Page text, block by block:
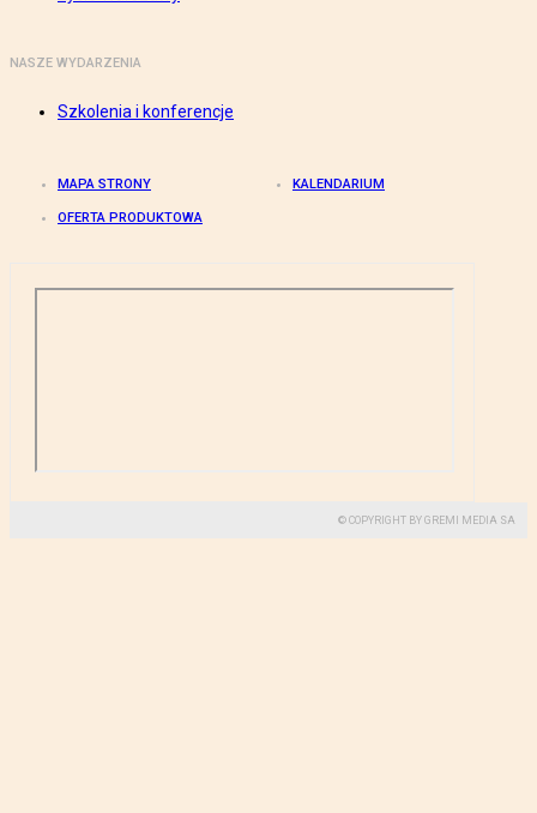
NASZE WYDARZENIA
Szkolenia i konferencje
MAPA STRONY KALENDARIUM
OFERTA PRODUKTOWA
© COPYRIGHT BY GREMI MEDIA SA